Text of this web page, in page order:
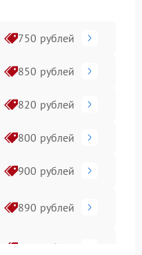
750 рублей
850 рублей
820 рублей
800 рублей
900 рублей
890 рублей
650 рублей